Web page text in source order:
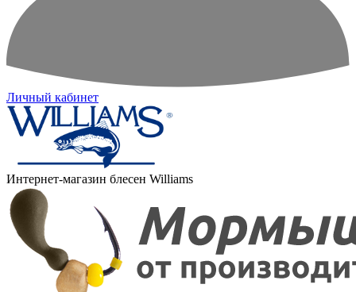
Личный кабинет
Интернет-магазин блесен Williams